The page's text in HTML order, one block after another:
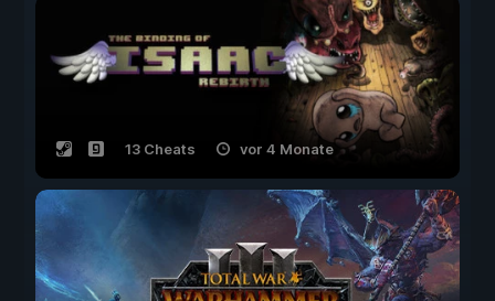
13 Cheats vor 4 Monate